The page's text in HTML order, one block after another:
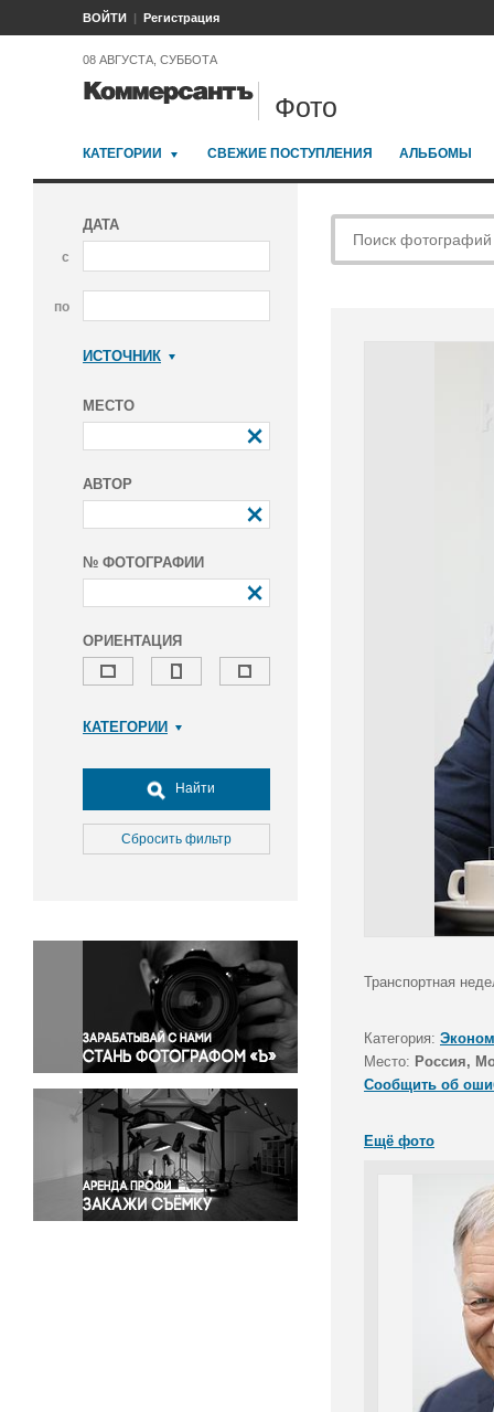
ВОЙТИ Регистрация
08 АВГУСТА, СУББОТА
Фото
КАТЕГОРИИ СВЕЖИЕ ПОСТУПЛЕНИЯ АЛЬБОМЫ
ДАТА
с
по
ИСТОЧНИК
МЕСТО
АВТОР
№ ФОТОГРАФИИ
ОРИЕНТАЦИЯ
КАТЕГОРИИ
Досуг, туризм и отдых
Культура
Медицина
Окружающая среда
Политика
Правосудие
Происшествия и конфликты
Религия
Светская жизнь
Спорт
Экология
Экономика и бизнес
Найти
Сбросить фильтр
Транспортная
Категория:
Место: Россия,
Сообщить об
Ещё фото